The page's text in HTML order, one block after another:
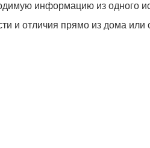
информацию из одного
и отличия прямо из дома